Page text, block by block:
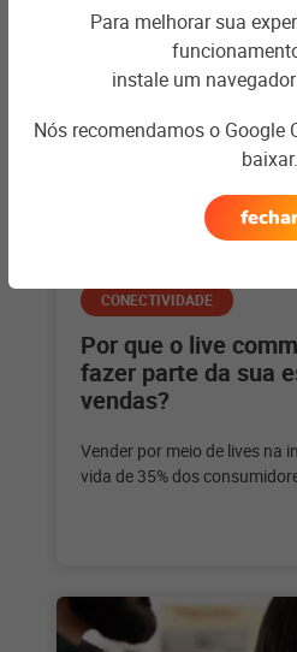
CONECTIVIDADE
Por que o live
fazer parte da sua
vendas?
Vender por meio de lives na
vida de 35% dos
Para melhorar sua
instale um
Nós recomendamos o Google
baixar.